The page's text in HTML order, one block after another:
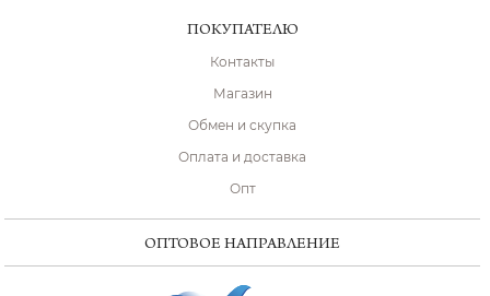
ПОКУПАТЕЛЮ
Контакты
Магазин
Обмен и скупка
Оплата и доставка
Опт
ОПТОВОЕ НАПРАВЛЕНИЕ